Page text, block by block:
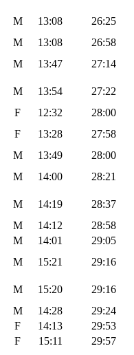
M 13:08
26:25
M 13:08
26:58
M 13:47 27:14
M 13:54
27:22
F 12:32
28:00
F 13:28
27:58
M 13:49
28:00
M 14:00 28:21
M 14:19
28:37
M 14:12
28:58
M 14:01
29:05
M 15:21 29:16
M 15:20
29:16
M 14:28
29:24
F 14:13
29:53
F 15:11
29:57